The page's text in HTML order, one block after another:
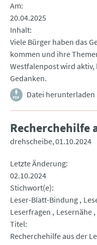
Am
20.04.2025
Inhalt
Viele Bürger haben das
kommen und ihre
Westfalenpost wird
Gedanken.
Datei herunterladen
Recherchehilfe
drehscheibe 01.10.2024
Letzte Änderung
02.10.2024
Stichwort(e)
Leser-Blatt-Bindung
Leserfragen
Lesernähe
Titel
Recherchehilfe aus der